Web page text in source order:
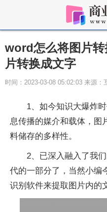
word怎么将图片转
片转换成文字
时间：2023-03-08 05:02:03 来源：
1、如今知识大爆炸
息传播的媒介和载体，图
料储存的多样性。
2、已深入融入了我
代的一部分了，当然小编
识别软件来提取图片内的